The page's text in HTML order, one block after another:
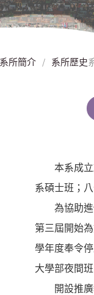
系所簡介 / 系所歷史
本系成立於
系碩士班；
為協助進修
第三屆開始
學年度奉令
大學部夜間
開設推廣教